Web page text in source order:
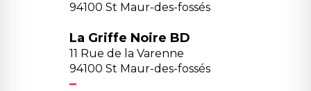
94100 St Maur-des-fossés
La Griffe Noire BD
11 Rue de la Varenne
94100 St Maur-des-fossés